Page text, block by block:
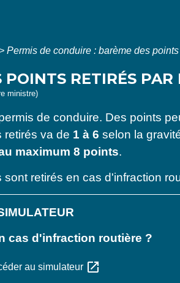
> Permis de conduire : barème des
RETIRÉS
ministre)
de conduire. Des points
retirés va de 1 à 6 selon la
maximum 8 points.
retirés en cas d'infraction
cas d'infraction routière ?
au simulateur open_in_new